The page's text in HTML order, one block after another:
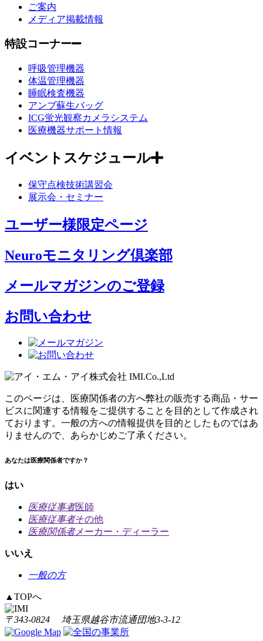
ご案内
メディア掲載情報
特設コーナー
呼吸管理機器
体温管理機器
睡眠検査機器
アンブ蘇生バッグ
ICG蛍光観察カメラシステム
医療機器サポート情報
イベントスケジュール
保守点検技術講習会
展示会・セミナー
ユーザー様限定ページ
Neuroモニタリング倶楽部
メールマガジンのご登録
お問い合わせ
このページは、医療関係者の方へ弊社の販売する商品・サー
ビスに関連する情報をご提供することを目的として作成され
ております。一般の方への情報提供を目的としたものではあ
りませんので、あらかじめご了承ください。
あなたは医療関係者ですか？
はい
医療従事者医師
医療従事者その他
医療関係者メーカー・ディーラー
いいえ
一般の方
▲ TOPへ
〒343-0824 埼玉県越谷市流通団地3-3-12